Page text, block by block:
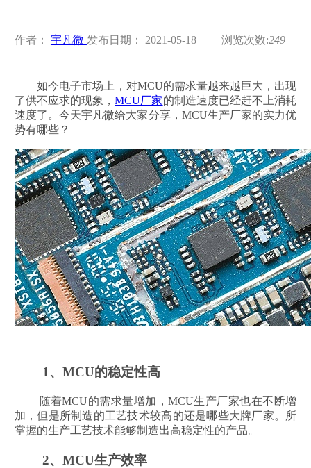
作者： 宇凡微 发布日期： 2021-05-18 浏览次数:249
如今电子市场上，对MCU的需求量越来越巨大，出现
了供不应求的现象，MCU厂家的制造速度已经赶不上消耗
速度了。今天宇凡微给大家分享，MCU生产厂家的实力优
势有哪些？
1、MCU的稳定性高
随着MCU的需求量增加，MCU生产厂家也在不断增
加，但是所制造的工艺技术较高的还是哪些大牌厂家。所
掌握的生产工艺技术能够制造出高稳定性的产品。
2、MCU生产效率